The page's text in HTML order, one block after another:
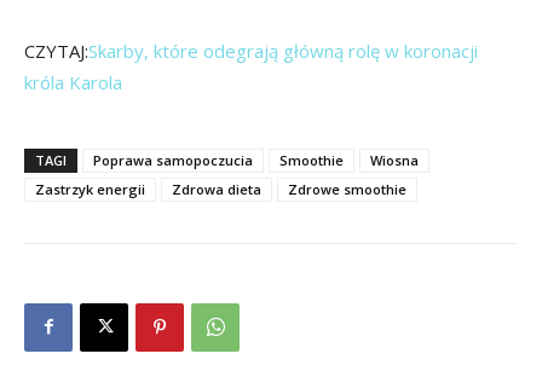
CZYTAJ:Skarby, które odegrają główną rolę w koronacji
króla Karola
TAGI Poprawa samopoczucia Smoothie
Wiosna
Zastrzyk energii
Zdrowa dieta Zdrowe smoothie